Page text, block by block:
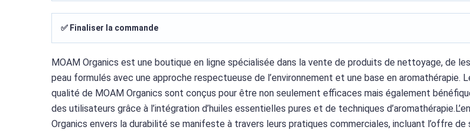
✅ Finaliser la commande
MOAM Organics est une boutique en ligne spécialisée dans la vente de produits de nettoyage, de
peau formulés avec une approche respectueuse de l’environnement et une base en aromathérapie.
qualité de MOAM Organics sont conçus pour être non seulement efficaces mais également
des utilisateurs grâce à l’intégration d’huiles essentielles pures et de techniques
Organics envers la durabilité se manifeste à travers leurs pratiques commerciales, incluant l’offre de